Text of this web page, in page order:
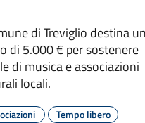
di Treviglio destina un
di 5.000 € per sostenere
di musica e associazioni
locali.
Tempo libero